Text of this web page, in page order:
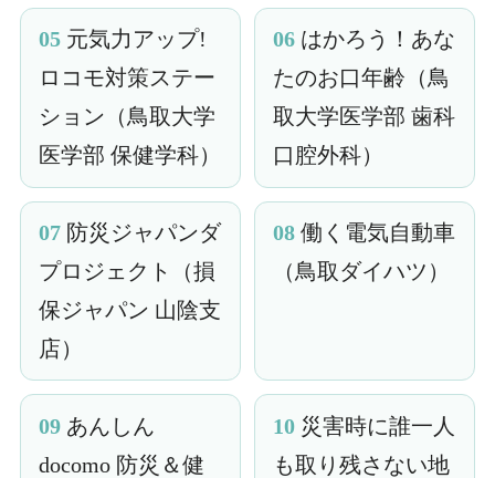
05元気力アップ!
ロコモ対策ステー
ション（鳥取大学
医学部 保健学科）
06 はかろう！あな
たのお口年齢（鳥
取大学医学部 歯科
口腔外科）
07防災ジャパンダ
プロジェクト（損
保ジャパン 山陰支
店）
08 働く電気自動車
（鳥取ダイハツ）
09あんしん
docomo 防災＆健
10 災害時に誰一人
も取り残さない地